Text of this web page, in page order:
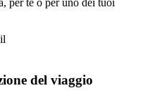
del viaggio